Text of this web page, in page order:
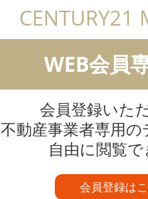
CENTURY21
WEB会員
会員登録いた
不動産事業者専用
自由に閲覧で
会員登録は